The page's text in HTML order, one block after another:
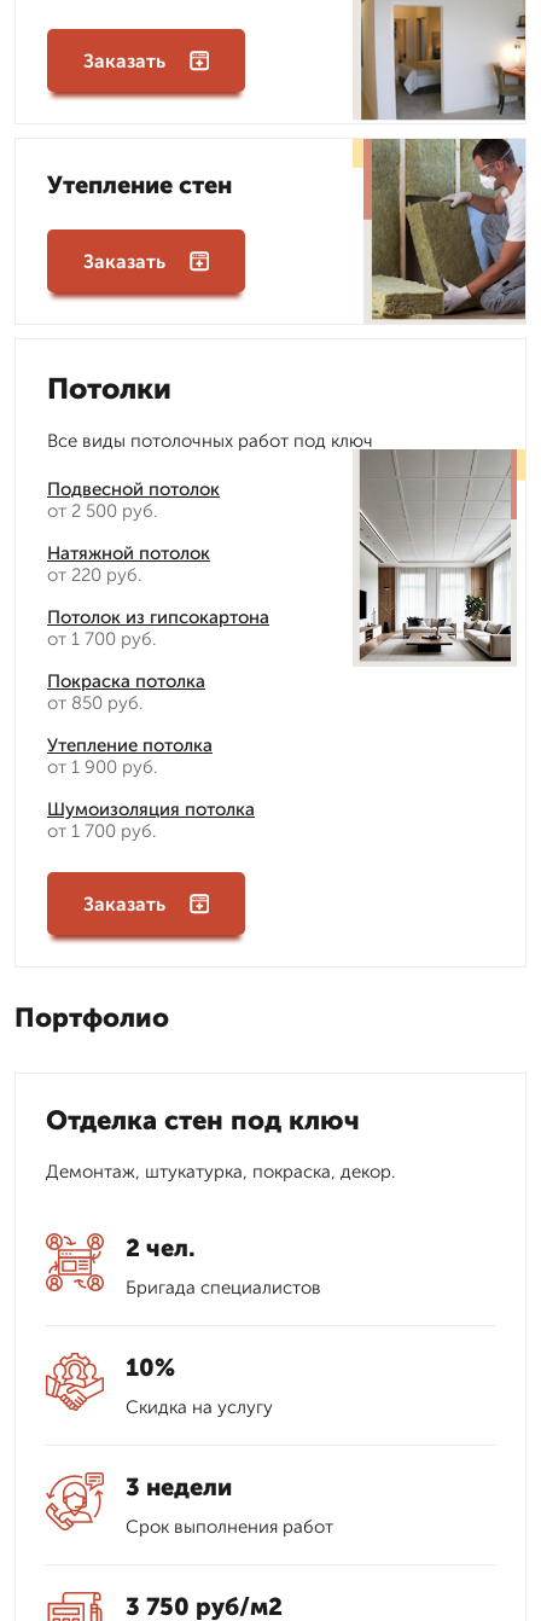
Заказать
Утепление стен
Заказать
Потолки
Все виды потолочных работ под ключ
Подвесной потолок
от 2 500 руб.
Натяжной потолок
от 220 руб.
Потолок из гипсокартона
от 1 700 руб.
Покраска потолка
от 850 руб.
Утепление потолка
от 1 900 руб.
Шумоизоляция потолка
от 1 700 руб.
Заказать
Портфолио
Отделка стен под ключ
Демонтаж, штукатурка, покраска, декор.
2 чел.
Бригада специалистов
10%
Скидка на услугу
3 недели
Срок выполнения работ
3 750 руб/м2